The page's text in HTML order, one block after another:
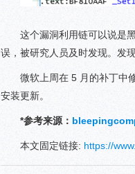
这个漏洞利用链可以说是
误，被研究人员及时发现。发
微软上周在 5 月的补丁中
安装更新。
*参考来源：
本文固定链接: https://